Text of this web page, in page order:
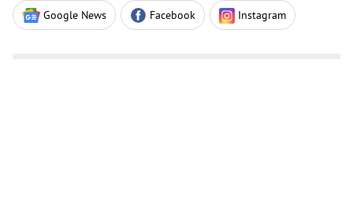
Google News Facebook Instagram